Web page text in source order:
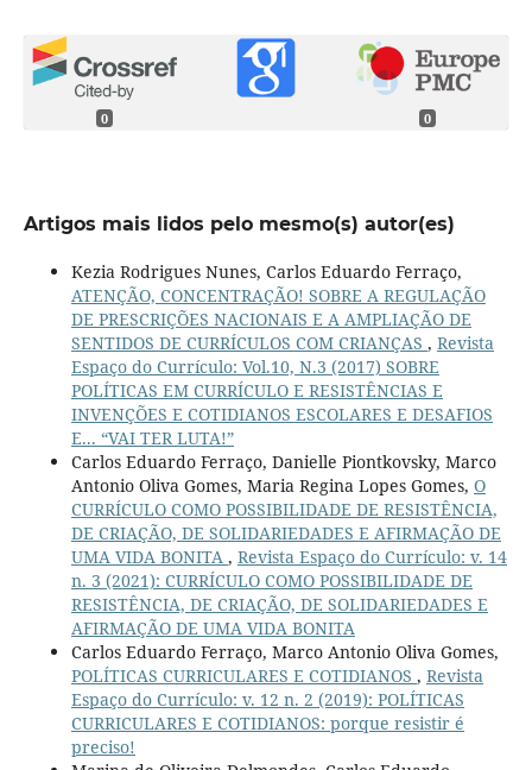
0 0
Artigos mais lidos pelo mesmo(s) autor(es)
Kezia Rodrigues Nunes, Carlos Eduardo Ferraço,
ATENÇÃO, CONCENTRAÇÃO! SOBRE A REGULAÇÃO
DE PRESCRIÇÕES NACIONAIS E A AMPLIAÇÃO DE
SENTIDOS DE CURRÍCULOS COM CRIANÇAS , Revista
Espaço do Currículo: Vol.10, N.3 (2017) SOBRE
POLÍTICAS EM CURRÍCULO E RESISTÊNCIAS E
INVENÇÕES E COTIDIANOS ESCOLARES E DESAFIOS
E... “VAI TER LUTA!”
Carlos Eduardo Ferraço, Danielle Piontkovsky, Marco
Antonio Oliva Gomes, Maria Regina Lopes Gomes, O
CURRÍCULO COMO POSSIBILIDADE DE RESISTÊNCIA,
DE CRIAÇÃO, DE SOLIDARIEDADES E AFIRMAÇÃO DE
UMA VIDA BONITA , Revista Espaço do Currículo: v. 14
n. 3 (2021): CURRÍCULO COMO POSSIBILIDADE DE
RESISTÊNCIA, DE CRIAÇÃO, DE SOLIDARIEDADES E
AFIRMAÇÃO DE UMA VIDA BONITA
Carlos Eduardo Ferraço, Marco Antonio Oliva Gomes,
POLÍTICAS CURRICULARES E COTIDIANOS , Revista
Espaço do Currículo: v. 12 n. 2 (2019): POLÍTICAS
CURRICULARES E COTIDIANOS: porque resistir é
preciso!